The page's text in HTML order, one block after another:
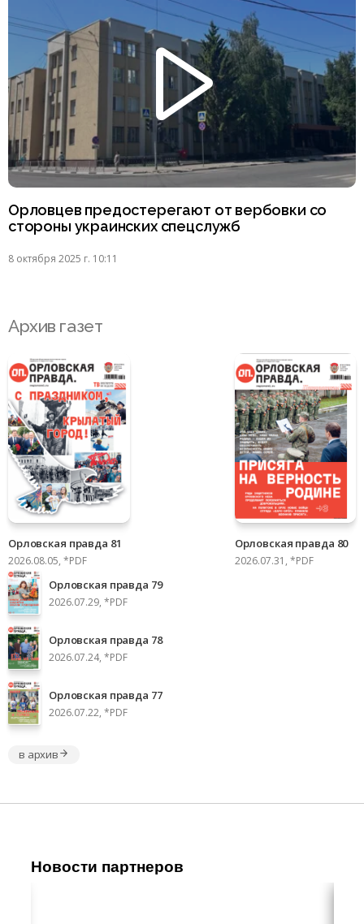
Орловцев предостерегают от вербовки со
стороны украинских спецслужб
8 октября 2025 г. 10:11
Архив газет
Орловская правда 81
2026.08.05, *PDF
Орловская правда 80
2026.07.31, *PDF
Орловская правда 79
2026.07.29, *PDF
Орловская правда 78
2026.07.24, *PDF
Орловская правда 77
2026.07.22, *PDF
в архив
Новости партнеров